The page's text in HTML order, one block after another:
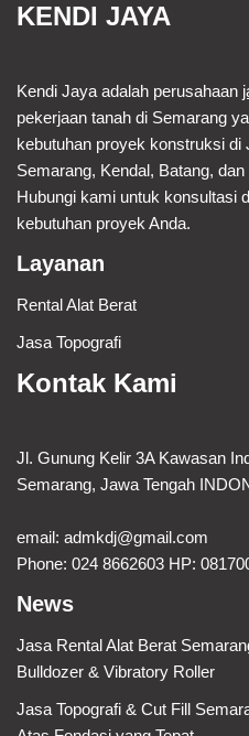
KENDI JAYA
Kendi Jaya adalah perusahaan
pekerjaan tanah di Semarang
kebutuhan proyek konstruksi di
Semarang, Kendal, Batang,
Hubungi kami untuk konsultasi
kebutuhan proyek Anda.
Layanan
Rental Alat Berat
Jasa Topografi
Kontak Kami
Jl. Gunung Kelir 3A Kawasan
Semarang, Jawa Tengah
email: admkdj@gmail.com
Phone: 024 8662603 HP:
News
Jasa Rental Alat Berat
Bulldozer & Vibratory Roller
Jasa Topografi & Cut Fill